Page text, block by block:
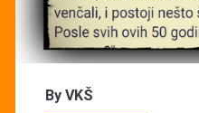
By VKŠ